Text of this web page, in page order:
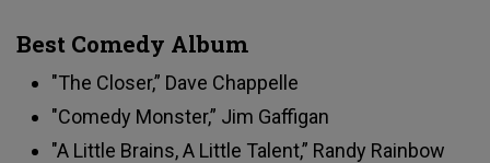
Best Comedy Album
"The Closer,” Dave Chappelle
"Comedy Monster,” Jim Gaffigan
"A Little Brains, A Little Talent,” Randy Rainbow